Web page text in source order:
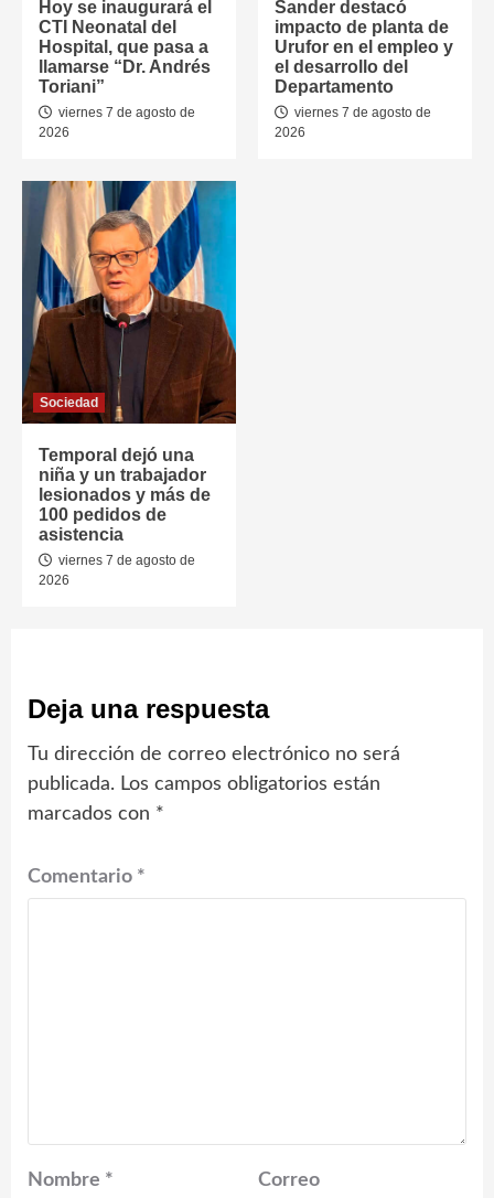
Hoy se inaugurará el
CTI Neonatal del
Hospital, que pasa a
llamarse “Dr. Andrés
Toriani”
viernes 7 de agosto de
2026
Sander destacó
impacto de planta de
Urufor en el empleo y
el desarrollo del
Departamento
viernes 7 de agosto de
2026
Sociedad
Temporal dejó una
niña y un trabajador
lesionados y más de
100 pedidos de
asistencia
viernes 7 de agosto de
2026
Deja una respuesta
Tu dirección de correo electrónico no será
publicada. Los campos obligatorios están
marcados con *
Comentario *
Nombre *
Correo